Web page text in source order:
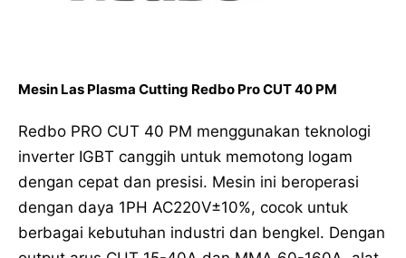
Mesin Las Plasma Cutting Redbo Pro CUT 40 PM
Redbo PRO CUT 40 PM menggunakan teknologi
inverter IGBT canggih untuk memotong logam
dengan cepat dan presisi. Mesin ini beroperasi
dengan daya 1PH AC220V±10%, cocok untuk
berbagai kebutuhan industri dan bengkel. Dengan